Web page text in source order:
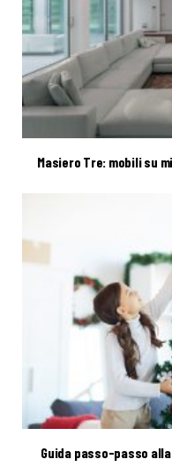
Masiero Tre: mobili su
Guida passo-passo